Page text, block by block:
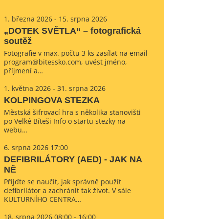
1. března 2026 - 15. srpna 2026
„DOTEK SVĚTLA“ – fotografická
soutěž
Fotografie v max. počtu 3 ks zasílat na email
program@bitessko.com, uvést jméno,
příjmení a…
1. května 2026 - 31. srpna 2026
KOLPINGOVA STEZKA
Městská šifrovací hra s několika stanovišti
po Velké Bíteši Info o startu stezky na
webu…
6. srpna 2026 17:00
DEFIBRILÁTORY (AED) - JAK NA
NĚ
Přijďte se naučit, jak správně použít
defibrilátor a zachránit tak život. V sále
KULTURNÍHO CENTRA…
18. srpna 2026 08:00 - 16:00